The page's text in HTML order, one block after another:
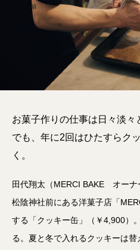
お菓子作りの仕事は日々淡々
でも、年に2回はひたすらク
く。
田代翔太（MERCI BAKE オーナ
松陰神社前にある洋菓子店「
する「クッキー缶」（￥4,900）
る。夏と冬で入れるクッキーは